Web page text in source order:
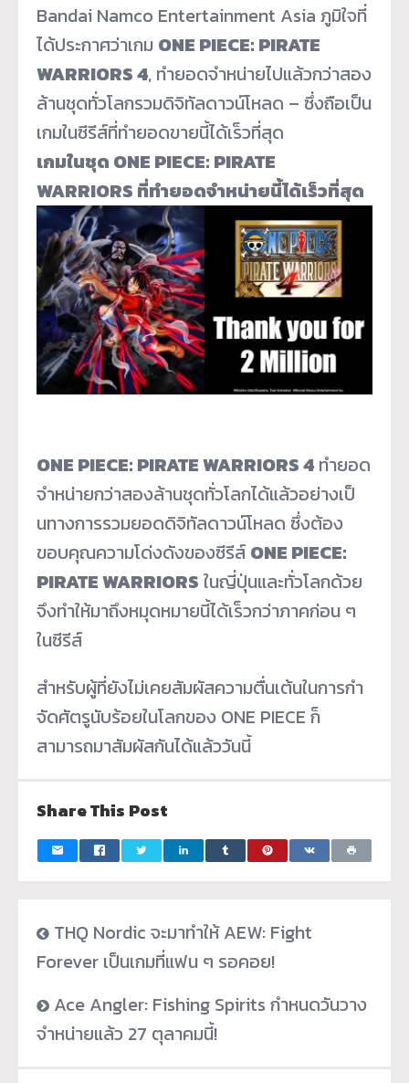
Bandai Namco Entertainment Asia ภูมิใจที่
ได้ประกาศว่าเกม ONE PIECE: PIRATE
WARRIORS 4, ทำยอดจำหน่ายไปแล้วกว่าสอง
ล้านชุดทั่วโลกรวมดิจิทัลดาวน์โหลด – ซึ่งถือเป็น
เกมในซีรีส์ที่ทำยอดขายนี้ได้เร็วที่สุด
เกมในชุด ONE PIECE: PIRATE
WARRIORS ที่ทำยอดจำหน่ายนี้ได้เร็วที่สุด
ONE PIECE: PIRATE WARRIORS 4 ทำยอด
จำหน่ายกว่าสองล้านชุดทั่วโลกได้แล้วอย่างเป็
นทางการรวมยอดดิจิทัลดาวน์โหลด ซึ่งต้อง
ขอบคุณความโด่งดังของซีรีส์ ONE PIECE:
PIRATE WARRIORS ในญี่ปุ่นและทั่วโลกด้วย
จึงทำให้มาถึงหมุดหมายนี้ได้เร็วกว่าภาคก่อน ๆ
ในซีรีส์
สำหรับผู้ที่ยังไม่เคยสัมผัสความตื่นเต้นในการกำ
จัดศัตรูนับร้อยในโลกของ ONE PIECE ก็
สามารถมาสัมผัสกันได้แล้ววันนี้
Share This Post
THQ Nordic จะมาทำให้ AEW: Fight
Forever เป็นเกมที่แฟน ๆ รอคอย!
Ace Angler: Fishing Spirits กำหนดวันวาง
จำหน่ายแล้ว 27 ตุลาคมนี้!